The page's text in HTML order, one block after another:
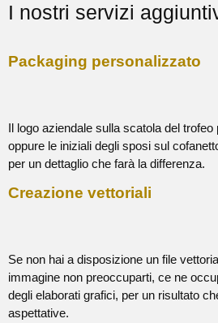
I nostri servizi
Packaging personalizzato
Il logo aziendale sulla scatola del trofeo
oppure le iniziali degli sposi sul
per un dettaglio che farà la differenza.
Creazione vettoriali
Se non hai a disposizione un file
immagine non preoccuparti, ce ne
degli elaborati grafici, per un risultato
aspettative.